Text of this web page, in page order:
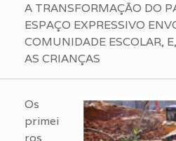
A TRANSFORMAÇÃO DO
ESPAÇO EXPRESSIVO
COMUNIDADE ESCOLAR,
AS CRIANÇAS
Os
primei
ros